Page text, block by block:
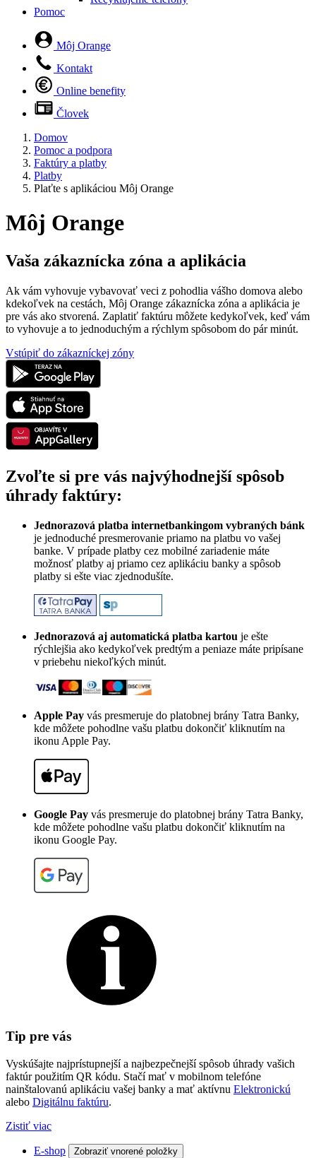
Pomoc
Môj Orange
Kontakt
Online benefity
Človek
Domov
Pomoc a podpora
Faktúry a platby
Platby
Plaťte s aplikáciou Môj Orange
Môj Orange
Vaša zákaznícka zóna a aplikácia
Ak vám vyhovuje vybavovať veci z pohodlia vášho domova alebo
kdekoľvek na cestách, Môj Orange zákaznícka zóna a aplikácia je
pre vás ako stvorená. Zaplatiť faktúru môžete kedykoľvek, keď vám
to vyhovuje a to jednoduchým a rýchlym spôsobom do pár minút.
Vstúpiť do zákazníckej zóny
Zvoľte si pre vás najvýhodnejší spôsob
úhrady faktúry:
Jednorazová platba internetbankingom vybraných bánk
je jednoduché presmerovanie priamo na platbu vo vašej
banke. V prípade platby cez mobilné zariadenie máte
možnosť platby aj priamo cez aplikáciu banky a spôsob
platby si ešte viac zjednodušíte.
Jednorazová aj automatická platba kartou je ešte
rýchlejšia ako kedykoľvek predtým a peniaze máte pripísane
v priebehu niekoľkých minút.
Apple Pay vás presmeruje do platobnej brány Tatra Banky,
kde môžete pohodlne vašu platbu dokončiť kliknutím na
ikonu Apple Pay.
Google Pay vás presmeruje do platobnej brány Tatra Banky,
kde môžete pohodlne vašu platbu dokončiť kliknutím na
ikonu Google Pay.
Tip pre vás
Vyskúšajte najprístupnejší a najbezpečnejší spôsob úhrady vašich
faktúr použitím QR kódu. Stačí mať v mobilnom telefóne
nainštalovanú aplikáciu vašej banky a mať aktívnu Elektronickú
alebo Digitálnu faktúru.
Zistiť viac
E-shop Zobraziť vnorené položky